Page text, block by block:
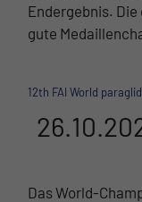
Endergebnis.
gute
12th FAI World
Das World-